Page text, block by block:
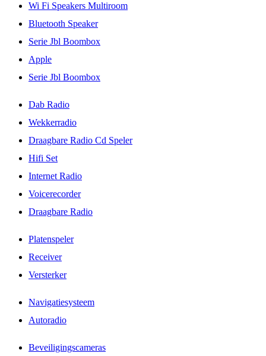
Wi Fi Speakers Multiroom
Bluetooth Speaker
Serie Jbl Boombox
Apple
Serie Jbl Boombox
Dab Radio
Wekkerradio
Draagbare Radio Cd Speler
Hifi Set
Internet Radio
Voicerecorder
Draagbare Radio
Platenspeler
Receiver
Versterker
Navigatiesysteem
Autoradio
Beveiligingscameras